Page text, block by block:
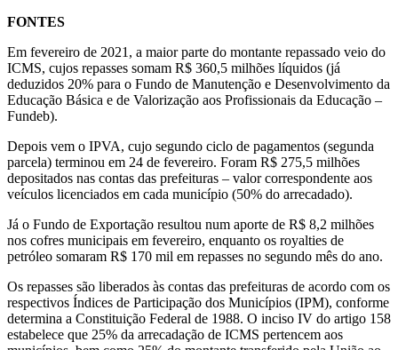
FONTES
Em fevereiro de 2021, a maior parte do montante repassado veio do
ICMS, cujos repasses somam R$ 360,5 milhões líquidos (já
deduzidos 20% para o Fundo de Manutenção e Desenvolvimento da
Educação Básica e de Valorização aos Profissionais da Educação –
Fundeb).
Depois vem o IPVA, cujo segundo ciclo de pagamentos (segunda
parcela) terminou em 24 de fevereiro. Foram R$ 275,5 milhões
depositados nas contas das prefeituras – valor correspondente aos
veículos licenciados em cada município (50% do arrecadado).
Já o Fundo de Exportação resultou num aporte de R$ 8,2 milhões
nos cofres municipais em fevereiro, enquanto os royalties de
petróleo somaram R$ 170 mil em repasses no segundo mês do ano.
Os repasses são liberados às contas das prefeituras de acordo com os
respectivos Índices de Participação dos Municípios (IPM), conforme
determina a Constituição Federal de 1988. O inciso IV do artigo 158
estabelece que 25% da arrecadação de ICMS pertencem aos